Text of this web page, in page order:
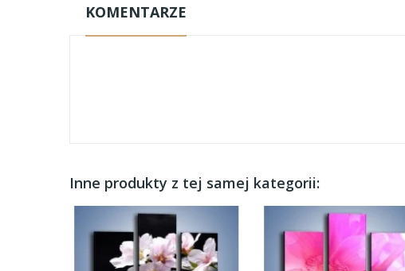
KOMENTARZE
Inne produkty z tej samej kategorii: